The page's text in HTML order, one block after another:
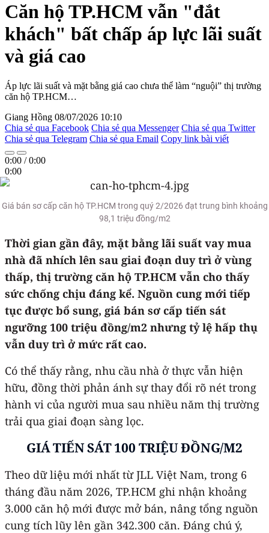
Căn hộ TP.HCM vẫn "đắt
khách" bất chấp áp lực lãi suất
và giá cao
Áp lực lãi suất và mặt bằng giá cao chưa thể làm “nguội” thị trường
căn hộ TP.HCM…
Giang Hồng 08/07/2026 10:10
Chia sẻ qua Facebook Chia sẻ qua Messenger Chia sẻ qua Twitter
Chia sẻ qua Telegram Chia sẻ qua Email Copy link bài viết
0:00 /0:00
0:00
Giá bán sơ cấp căn hộ TP.HCM trong quý 2/2026 đạt trung bình khoảng
98,1 triệu đồng/m2
Thời gian gần đây, mặt bằng lãi suất vay mua
nhà đã nhích lên sau giai đoạn duy trì ở vùng
thấp, thị trường căn hộ TP.HCM vẫn cho thấy
sức chống chịu đáng kể. Nguồn cung mới tiếp
tục được bổ sung, giá bán sơ cấp tiến sát
ngưỡng 100 triệu đồng/m2 nhưng tỷ lệ hấp thụ
vẫn duy trì ở mức rất cao.
Có thể thấy rằng, nhu cầu nhà ở thực vẫn hiện
hữu, đồng thời phản ánh sự thay đổi rõ nét trong
hành vi của người mua sau nhiều năm thị trường
trải qua giai đoạn sàng lọc.
GIÁ TIẾN SÁT 100 TRIỆU ĐỒNG/M2
Theo dữ liệu mới nhất từ JLL Việt Nam, trong 6
tháng đầu năm 2026, TP.HCM ghi nhận khoảng
3.000 căn hộ mới được mở bán, nâng tổng nguồn
cung tích lũy lên gần 342.300 căn. Đáng chú ý,